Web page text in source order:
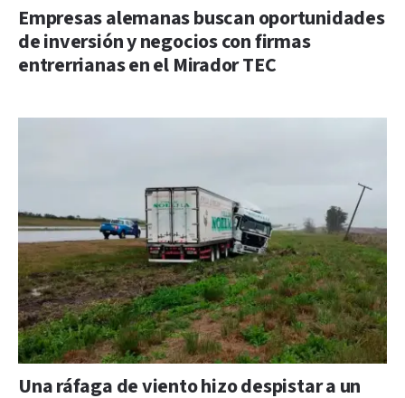
Empresas alemanas buscan oportunidades
de inversión y negocios con firmas
entrerrianas en el Mirador TEC
Una ráfaga de viento hizo despistar a un